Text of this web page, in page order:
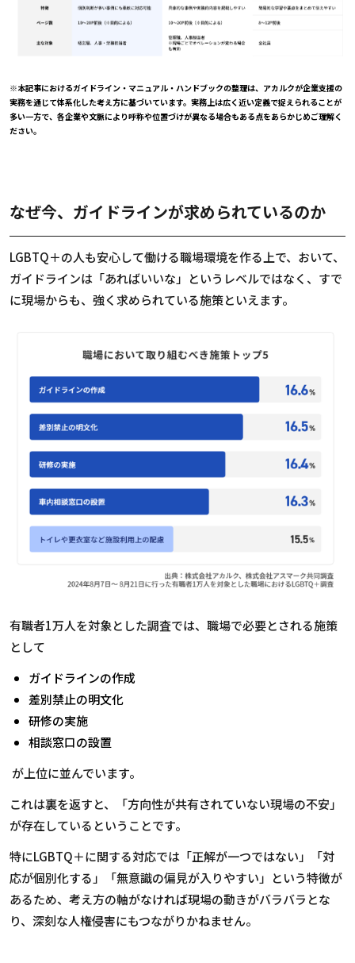
※本記事におけるガイドライン・マニュアル・ハンドブックの整理は、アカルクが企業支援の
実務を通じて体系化した考え方に基づいています。実務上は広く近い定義で捉えられることが
多い一方で、各企業や文脈により呼称や位置づけが異なる場合もある点をあらかじめご理解く
ださい。
なぜ今、ガイドラインが求められているのか
LGBTQ＋の人も安心して働ける職場環境を作る上で、おいて、
ガイドラインは「あればいいな」というレベルではなく、すで
に現場からも、強く求められている施策といえます。
有職者1万人を対象とした調査では、職場で必要とされる施策
として
ガイドラインの作成
差別禁止の明文化
研修の実施
相談窓口の設置
が上位に並んでいます。
これは裏を返すと、「方向性が共有されていない現場の不安」
が存在しているということです。
特にLGBTQ＋に関する対応では「正解が一つではない」「対
応が個別化する」「無意識の偏見が入りやすい」という特徴が
あるため、考え方の軸がなければ現場の動きがバラバラとな
り、深刻な人権侵害にもつながりかねません。